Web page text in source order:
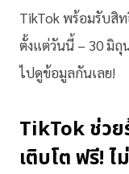
TikTok พร้อมรับสิ
ตั้งแต่วันนี้ – 30 มิถุ
ไปดูข้อมูลกันเลย!
TikTok ช่วย
เติบโต ฟรี! ไ